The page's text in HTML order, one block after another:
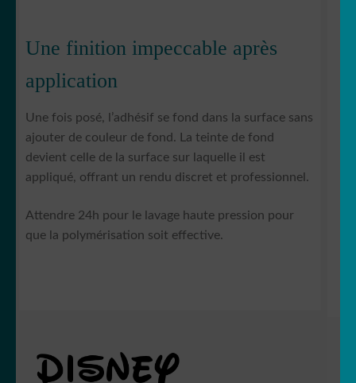
Une finition impeccable après
application
Une fois posé, l’adhésif se fond dans la surface sans
ajouter de couleur de fond. La teinte de fond
devient celle de la surface sur laquelle il est
appliqué, offrant un rendu discret et professionnel.
Attendre 24h pour le lavage haute pression pour
que la polymérisation soit effective.